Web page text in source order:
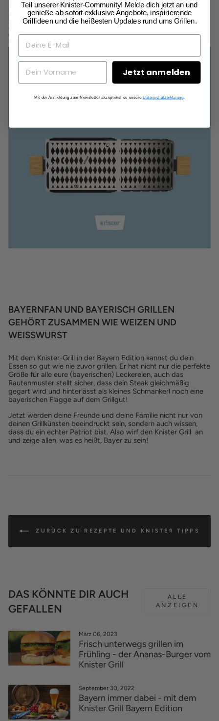
Egal, ob du Würstchen, Steaks oder Gemüse grillst, der
Knister Grill ist der perfekte Weg, um den perfekten
bayerischen Geschmack zu bekommen. Also schnapp dir
deinen Knister und fang an zu grillen!
BAYERNFAN UND BAYERISCH GRILLEN
GEHÖRT ZUSAMMEN WIE WEIZEN UND
WEISSWURST
Mit dem Knister-Grill in der Bayern Edition kannst du dein
Essen so gut wie nie zuvor grillen. Er hat nicht nur die perfekte
Größe für alle eure (bayerischen) Leckereien, auch das
Rautenmuster stellt sicher, dass dein Steak gleichmäßig
gegart wird und hinterlässt als kleines Schmankerl noch eine
bayerischen Flagge auf dem Grillgut!
Jetzt werden deine Freunde und deine Familie nicht nur von
deinen Grillkünsten beeindruckt sein, sondern auch wissen,
dass du ein echter Patriot bist. Also wirf den Knister Grill an
und zeige allen, was es heißt, Bayer zu sein!
ZURÜCK ZU REZEPTE UND KNISTER TIPPS
DAS KÖNNTE DIR AUCH
GEFALLEN
ALLE
ANZEIGEN
März 06, 2023
Frisch unterwegs grillen im
Frühling - der Ananas-Burger vom
Knister Grill
September 30, 2022
Bayern immer dabei - mit dem
Knister Grill Bayern Edition
Teil unserer Knister-Community! Melde dich jetzt an und
genieße ab sofort exklusive Angebote, inspirierende
Grillideen und die heißesten Updates rund ums Grillen.
Jetzt anmelden
Mit der Anmeldung zum Newsletter akzeptierst du unsereDatenschutzerklärung